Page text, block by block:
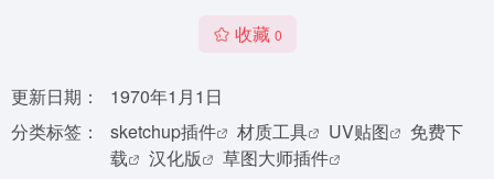
收藏 0
更新日期：
1970年1月1日
分类标签：
sketchup插件 材质工具 UV贴图
免费下
载
汉化版
草图大师插件